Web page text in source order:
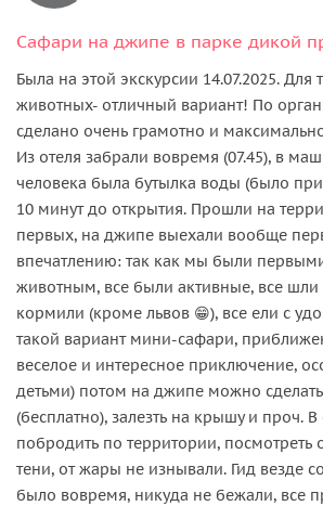
Сафари на джипе в парке дикой
Была на этой экскурсии 14.07.2025. Для
животных- отличный вариант! По
сделано очень грамотно и
Из отеля забрали вовремя (07.45), в
человека была бутылка воды (было
10 минут до открытия. Прошли на
первых, на джипе выехали вообще
впечатлению: так как мы были
животным, все были активные, все шли
кормили (кроме львов 😁), все ели с
такой вариант мини-сафари,
веселое и интересное приключение,
детьми) потом на джипе можно
(бесплатно), залезть на крышу и проч.
побродить по территории, посмотреть
тени, от жары не изнывали. Гид везде
было вовремя, никуда не бежали, все